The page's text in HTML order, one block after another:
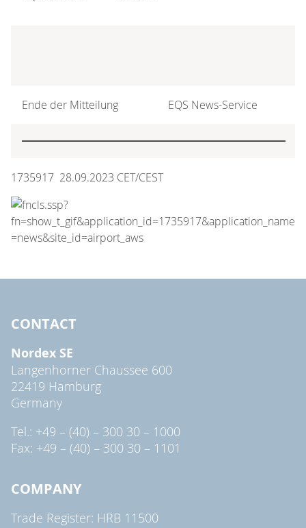
Ende der Mitteilung EQS News-Service
1735917 28.09.2023 CET/CEST
CONTACT
Nordex SE
Langenhorner Chaussee 600
22419 Hamburg
Germany
Tel.: +49 – (40) – 300 30 – 1000
Fax: +49 – (40) – 300 30 – 1101
COMPANY
Trade Register: HRB 11500